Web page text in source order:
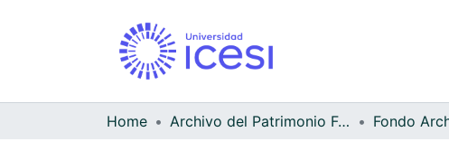
Home Archivo del Patrimonio Fotográfico y Fílmico del Valle del Cauca